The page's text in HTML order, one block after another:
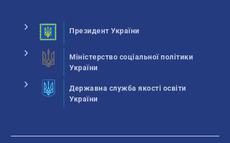
Президент України
Міністерство соціальної політики
України
Державна служба якості освіти
України